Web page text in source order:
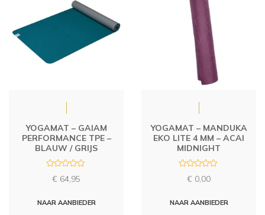
YOGAMAT – GAIAM
PERFORMANCE TPE –
BLAUW / GRIJS
d
€ 64,95
NAAR AANBIEDER
YOGAMAT – MANDUKA
EKO LITE 4 MM – ACAI
MIDNIGHT
d
€ 0,00
NAAR AANBIEDER